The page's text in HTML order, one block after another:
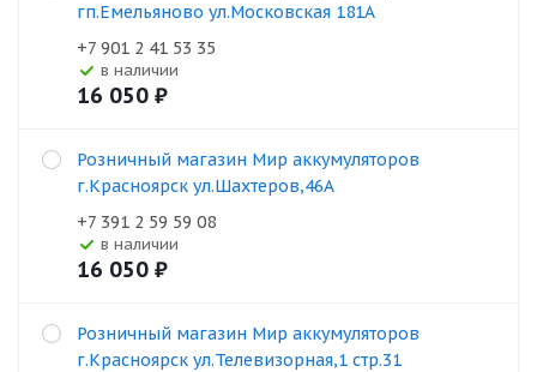
гп.Емельяново ул.Московская 181А
+7 901 2 41 53 35
В наличии
16 050 ₽
Розничный магазин Мир аккумуляторов
г.Красноярск ул.Шахтеров,46А
+7 391 2 59 59 08
В наличии
16 050 ₽
Розничный магазин Мир аккумуляторов
г.Красноярск ул.Телевизорная,1 стр.31